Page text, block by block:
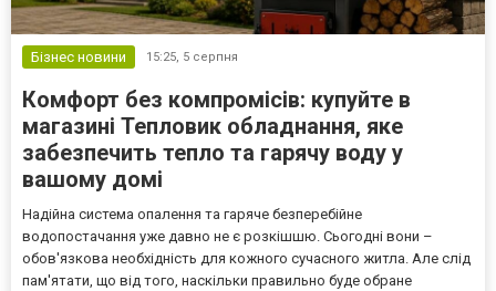
Бізнес новини 15:25, 5 серпня
Комфорт без компромісів: купуйте в
магазині Тепловик обладнання, яке
забезпечить тепло та гарячу воду у
вашому домі
Надійна система опалення та гаряче безперебійне
водопостачання уже давно не є розкішшю. Сьогодні вони –
обов'язкова необхідність для кожного сучасного житла. Але слід
пам'ятати, що від того, наскільки правильно буде обране